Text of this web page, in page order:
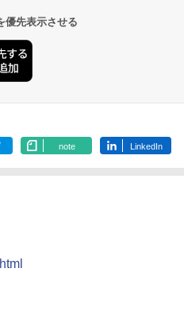
優先表示させる
note LinkedIn